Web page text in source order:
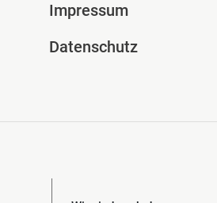
Impressum
Datenschutz